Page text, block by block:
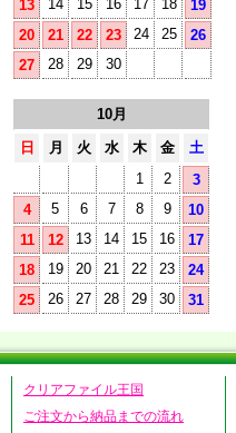
13 14 15 16 17 18
19
20
21 22 23 24 25
26
27
28 29 30
10月
日
月 火 水 木 金
土
1
2
3
4
5 6 7 8 9
10
11
12 13 14 15 16
17
18
19 20 21 22 23
24
25
26 27 28 29 30 31
クリアファイル王国
ご注文から納品までの流れ